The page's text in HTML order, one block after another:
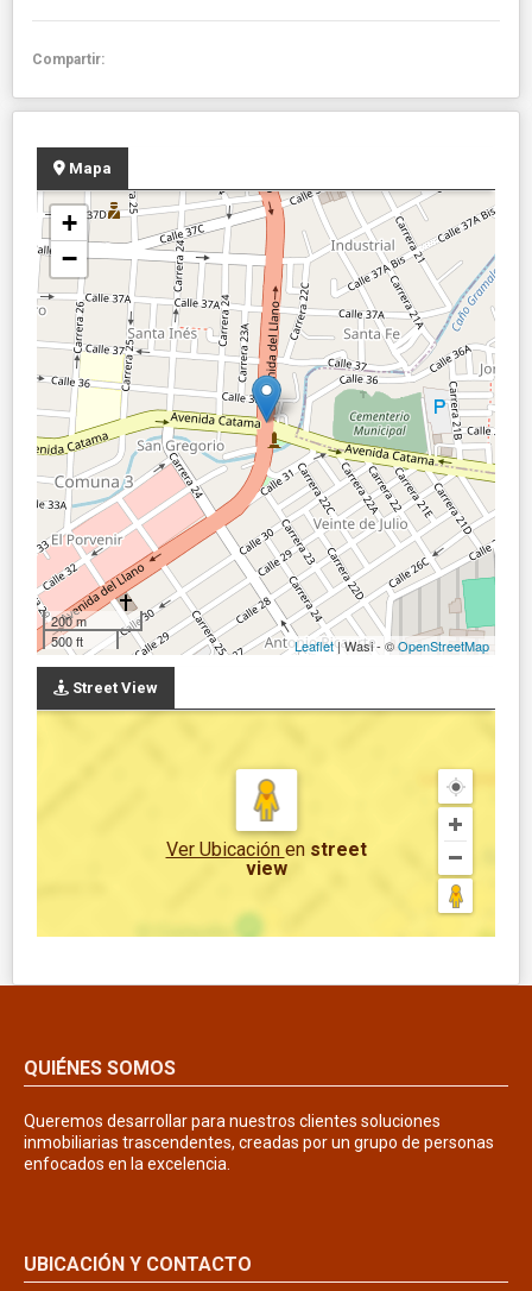
Compartir:
Mapa
+
−
200 m
500 ft
Leaflet| Wasi - ©OpenStreetMap
Street View
Ver Ubicación en street
view
QUIÉNES SOMOS
Queremos desarrollar para nuestros clientes soluciones
inmobiliarias trascendentes, creadas por un grupo de personas
enfocados en la excelencia.
UBICACIÓN Y CONTACTO